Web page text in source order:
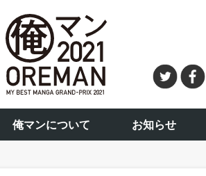
俺マンについて お知らせ